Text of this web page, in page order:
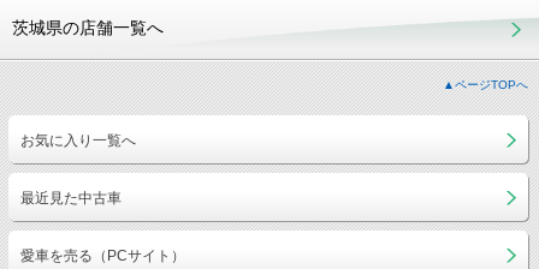
茨城県の店舗一覧へ
▲ページTOPへ
お気に入り一覧へ
最近見た中古車
愛車を売る（PCサイト）